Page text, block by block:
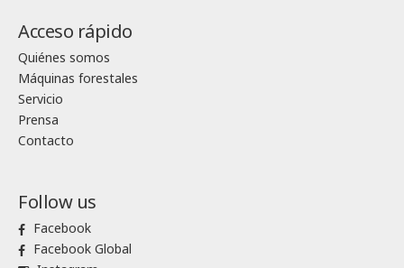
Acceso rápido
Quiénes somos
Máquinas forestales
Servicio
Prensa
Contacto
Follow us
Facebook
Facebook Global